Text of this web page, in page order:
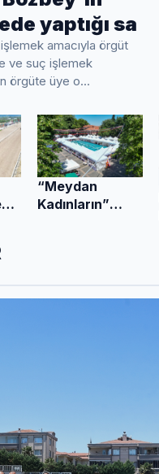
yaptığı sa
amacıyla örgüt
ve suç işlemek
örgüte üye o...
“Meydan
Kadınların”